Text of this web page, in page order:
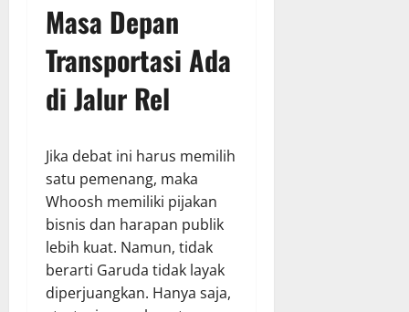
Masa Depan
Transportasi Ada
di Jalur Rel
Jika debat ini harus memilih
satu pemenang, maka
Whoosh memiliki pijakan
bisnis dan harapan publik
lebih kuat. Namun, tidak
berarti Garuda tidak layak
diperjuangkan. Hanya saja,